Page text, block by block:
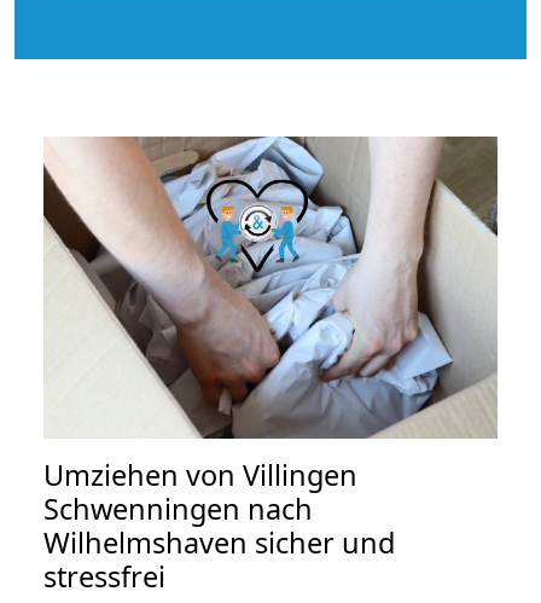
Umziehen von Villingen
Schwenningen nach
Wilhelmshaven sicher und
stressfrei